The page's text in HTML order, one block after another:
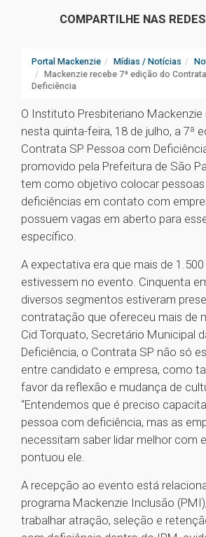
COMPARTILHE NAS
Portal Mackenzie Mídias / Notícias
Mackenzie recebe 7ª edição do
Deficiência
O Instituto Presbiteriano Mackenzie
nesta quinta-feira, 18 de julho, a 7ª
Contrata SP Pessoa com
promovido pela Prefeitura de São
tem como objetivo colocar
deficiências em contato com
possuem vagas em aberto para
específico.
A expectativa era que mais de
estivessem no evento. Cinquenta
diversos segmentos estiveram
contratação que ofereceu mais de
Cid Torquato, Secretário Municipal
Deficiência, o Contrata SP não só
entre candidato e empresa, como
favor da reflexão e mudança de
“Entendemos que é preciso
pessoa com deficiência, mas as
necessitam saber lidar melhor com
pontuou ele.
A recepção ao evento está
programa Mackenzie Inclusão
trabalhar atração, seleção e